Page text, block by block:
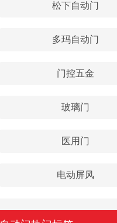
松下自动门
多玛自动门
门控五金
玻璃门
医用门
电动屏风